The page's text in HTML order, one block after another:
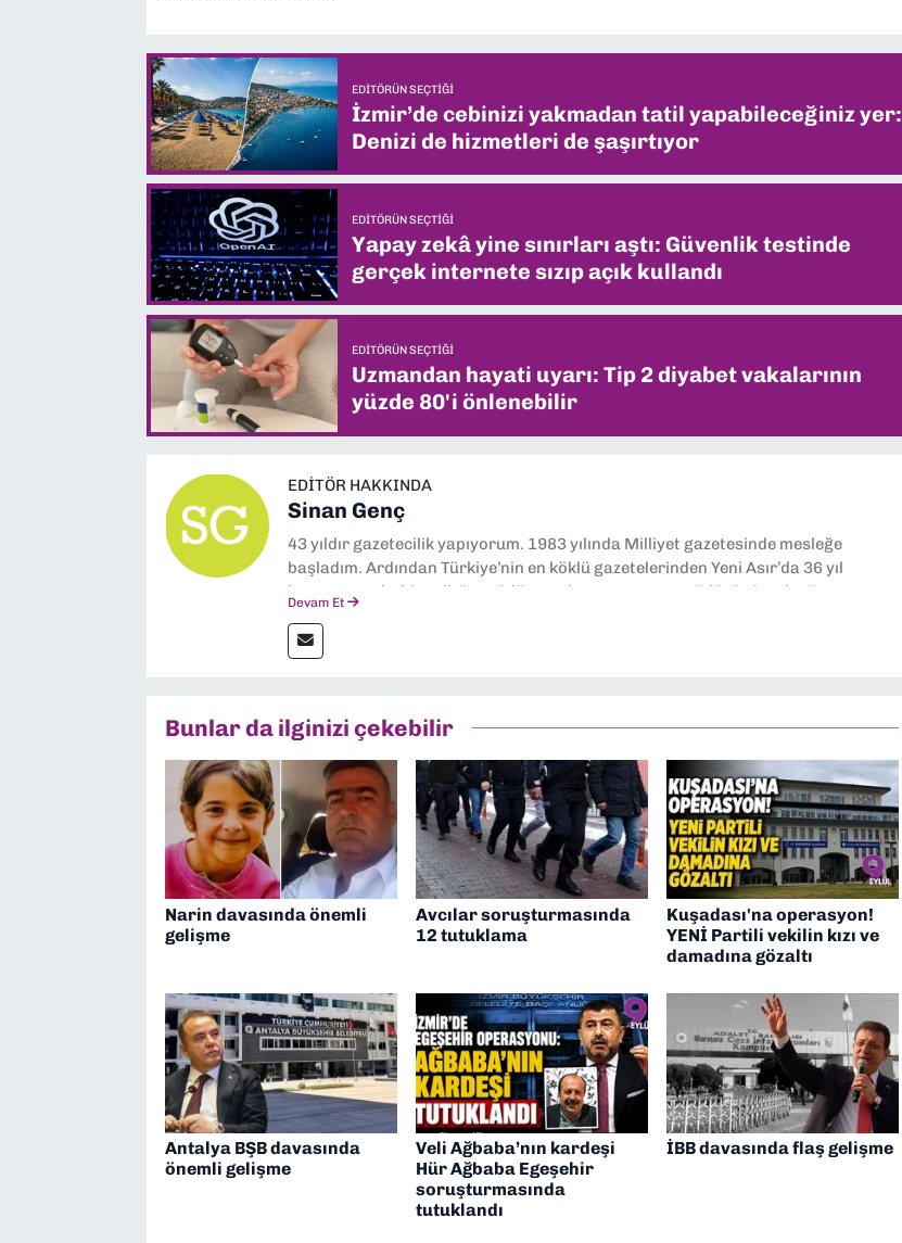
EDITÖRÜN SEÇTIĞI
İzmir’de cebinizi yakmadan tatil yapabileceğiniz yer:
Denizi de hizmetleri de şaşırtıyor
EDITÖRÜN SEÇTIĞI
Yapay zekâ yine sınırları aştı: Güvenlik testinde
gerçek internete sızıp açık kullandı
EDITÖRÜN SEÇTIĞI
Uzmandan hayati uyarı: Tip 2 diyabet vakalarının
yüzde 80'i önlenebilir
EDITÖR HAKKINDA
Sinan Genç
43 yıldır gazetecilik yapıyorum. 1983 yılında Milliyet gazetesinde mesleğe
başladım. Ardından Türkiye’nin en köklü gazetelerinden Yeni Asır’da 36 yıl
boyunca muhabir, editör, müdür yardımcısı ve spor müdürü olarak görev
anda Dokuz Eylül Gazetesi'nde editörlük yapıyorum
Devam Et
Bunlar da ilginizi çekebilir
Narin davasında önemli
gelişme
Avcılar soruşturmasında
12 tutuklama
Kuşadası'na operasyon!
YENİ Partili vekilin kızı ve
damadına gözaltı
Antalya BŞB davasında
önemli gelişme
Veli Ağbaba’nın kardeşi
Hür Ağbaba Egeşehir
soruşturmasında
tutuklandı
İBB davasında flaş gelişme